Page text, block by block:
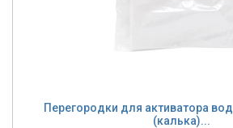
Перегородки для активатора
(калька)...